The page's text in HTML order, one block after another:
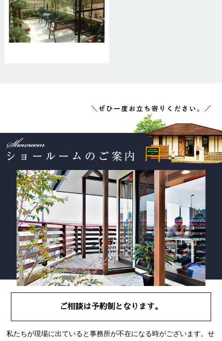
ご相談は予約制となります。
私たちが現場に出ていると事務所が不在になる時がございます。せ